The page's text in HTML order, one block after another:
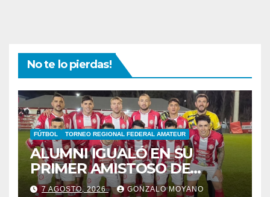
No te lo pierdas!
FÚTBOL TORNEO REGIONAL FEDERAL AMATEUR
ALUMNI IGUALÓ EN SU
PRIMER AMISTOSO DE
PRETEMPORADA
7 AGOSTO, 2026 GONZALO MOYANO